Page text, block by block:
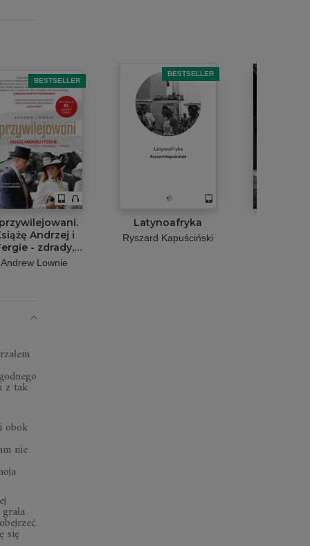
BESTSELLER
Andrzej i
- zdrady,
upadek
Andrew Lownie
BESTSELLER
Latynoafryka
Ryszard Kapuściński
z tak
obok
nie
się